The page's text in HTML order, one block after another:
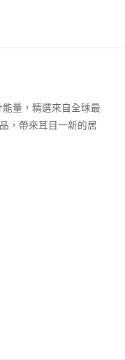
量，精選來自全球最
，帶來耳目一新的居